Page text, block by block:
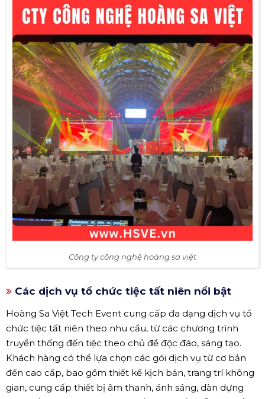
Công ty công nghệ hoàng sa việt
Các dịch vụ tổ chức tiệc tất niên nổi bật
Hoàng Sa Việt Tech Event cung cấp đa dạng dịch vụ tổ
chức tiệc tất niên theo nhu cầu, từ các chương trình
truyền thống đến tiệc theo chủ đề độc đáo, sáng tạo.
Khách hàng có thể lựa chọn các gói dịch vụ từ cơ bản
đến cao cấp, bao gồm thiết kế kịch bản, trang trí không
gian, cung cấp thiết bị âm thanh, ánh sáng, dàn dựng